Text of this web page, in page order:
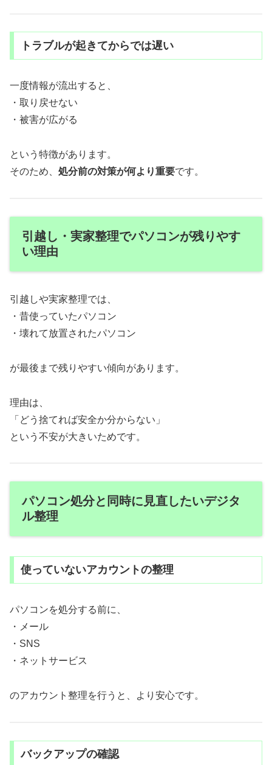
トラブルが起きてからでは遅い
一度情報が流出すると、
・取り戻せない
・被害が広がる
という特徴があります。
そのため、 処分前の対策が何より重要です。
引越し・実家整理でパソコンが残りやす
い理由
引越しや実家整理では、
・昔使っていたパソコン
・壊れて放置されたパソコン
が最後まで残りやすい傾向があります。
理由は、
「どう捨てれば安全か分からない」
という不安が大きいためです。
パソコン処分と同時に見直したいデジタ
ル整理
使っていないアカウントの整理
パソコンを処分する前に、
・メール
・SNS
・ネットサービス
のアカウント整理を行うと、より安心です。
バックアップの確認